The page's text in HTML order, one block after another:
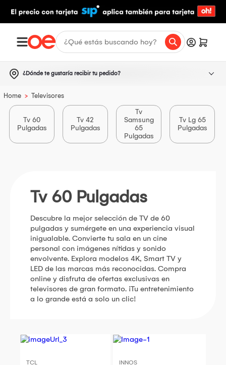
¿Dónde te gustaría recibir tu pedido?
Home > Televisores
Tv 60
Pulgadas
Tv 42
Pulgadas
Tv
Samsung
65
Pulgadas
Tv Lg 65
Pulgadas
Tv 60 Pulgadas
Descubre la mejor selección de TV de 60
pulgadas y sumérgete en una experiencia visual
inigualable. Convierte tu sala en un cine
personal con imágenes nítidas y sonido
envolvente. Explora modelos 4K, Smart TV y
LED de las marcas más reconocidas. Compra
online y disfruta de ofertas exclusivas en
televisores de gran formato. ¡Tu entretenimiento
a lo grande está a solo un clic!
TCL INNOS